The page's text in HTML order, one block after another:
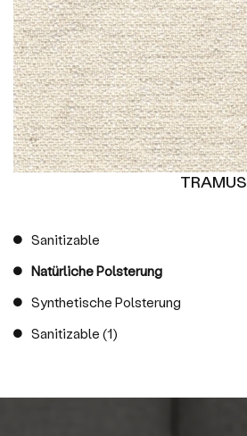
Sanitizable
Natürliche Polsterung
Synthetische Polsterung
Sanitizable (1)
TRAMUS